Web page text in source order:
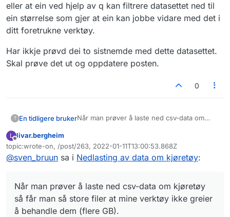
eller at ein ved hjelp av q kan filtrere datasettet ned til
ein størrelse som gjer at ein kan jobbe vidare med det i
ditt foretrukne verktøy.
Har ikkje prøvd dei to sistnemde med dette datasettet.
Skal prøve det ut og oppdatere posten.
0
? En tidligere brukerNår man prøver å laste ned csv-data om
GB).
Løsningen ser ikke ut til å støtte at man kun
hvordan dette kan løses?
cca7-4417-90be-b368f7d9542c
L
Frakoblet
livar.bergheim
topic:wrote-on, /post/263, 2022-01-11T13:00:53.868Z
Sist endret av
@sven_bruun sa i Nedlasting av data om kjøretøy:
Når man prøver å laste ned csv-data om kjøretøy
så får man så store filer at mine verktøy ikke greier
å behandle dem (flere GB).